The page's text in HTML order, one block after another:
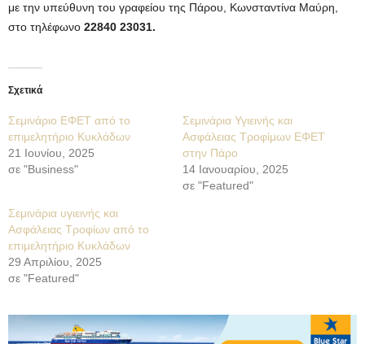
με την υπεύθυνη του γραφείου της Πάρου, Κωνσταντίνα Μαύρη,
στο τηλέφωνο 22840 23031.
Σχετικά
Σεμινάριο ΕΦΕΤ από το
επιμελητήριο Κυκλάδων
21 Ιουνίου, 2025
σε "Business"
Σεμινάρια Υγιεινής και
Ασφάλειας Τροφίμων ΕΦΕΤ
στην Πάρο
14 Ιανουαρίου, 2025
σε "Featured"
Σεμινάρια υγιεινής και
Ασφάλειας Τροφίων από το
επιμελητήριο Κυκλάδων
29 Απριλίου, 2025
σε "Featured"